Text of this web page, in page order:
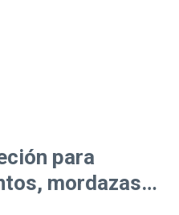
para
mordazas…